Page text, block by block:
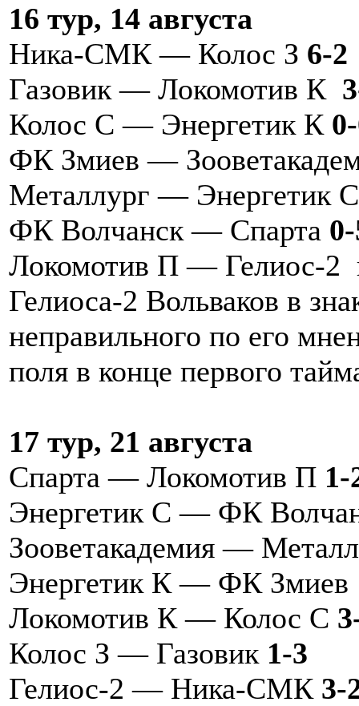
16 тур, 14 августа
Ника-СМК — Колос З 6-2
Газовик — Локомотив К
Колос С — Энергетик К
ФК Змиев —
Металлург — Энергетик
ФК Волчанск — Спарта
Локомотив П — Гелиос-2
Гелиоса-2 Вольваков в
неправильного по его
поля в конце первого
17 тур, 21 августа
Спарта — Локомотив П 1-
Энергетик С — ФК
Зооветакадемия —
Энергетик К — ФК Змиев
Локомотив К — Колос С
Колос З — Газовик 1-3
Гелиос-2 — Ника-СМК 3-